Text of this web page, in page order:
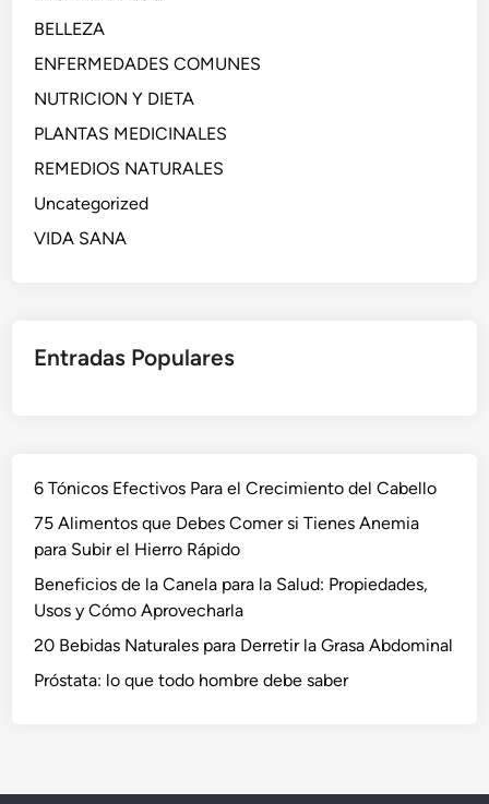
BELLEZA
ENFERMEDADES COMUNES
NUTRICION Y DIETA
PLANTAS MEDICINALES
REMEDIOS NATURALES
Uncategorized
VIDA SANA
Entradas Populares
6 Tónicos Efectivos Para el Crecimiento del Cabello
75 Alimentos que Debes Comer si Tienes Anemia
para Subir el Hierro Rápido
Beneficios de la Canela para la Salud: Propiedades,
Usos y Cómo Aprovecharla
20 Bebidas Naturales para Derretir la Grasa Abdominal
Próstata: lo que todo hombre debe saber